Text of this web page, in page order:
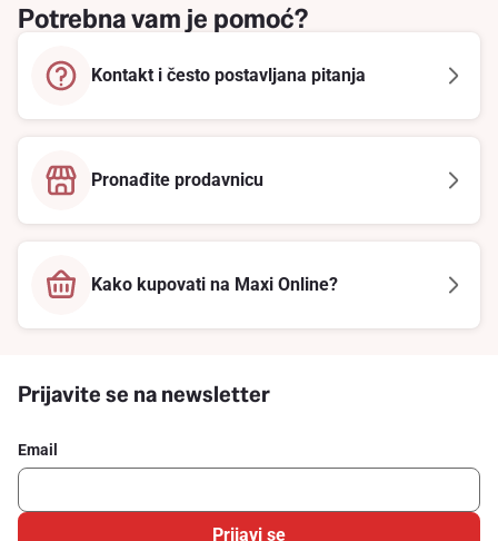
Potrebna vam je pomoć?
Kontakt i često postavljana pitanja
Pronađite prodavnicu
Kako kupovati na Maxi Online?
Prijavite se na newsletter
Email
Prijavi se